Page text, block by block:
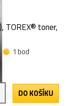
TOREX® toner,
1 bod
DO KOŠÍKU